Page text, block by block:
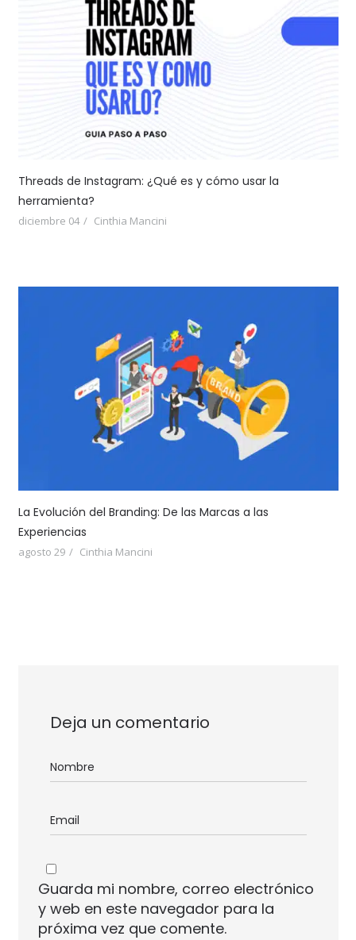
Threads de Instagram: ¿Qué es y cómo usar la
herramienta?
diciembre 04 Cinthia Mancini
La Evolución del Branding: De las Marcas a las
Experiencias
agosto 29 Cinthia Mancini
Deja un comentario
Guarda mi nombre, correo electrónico
y web en este navegador para la
próxima vez que comente.